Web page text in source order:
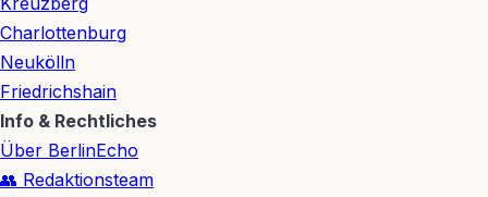
Charlottenburg
Neukölln
Friedrichshain
Info & Rechtliches
Über BerlinEcho
👥 Redaktionsteam